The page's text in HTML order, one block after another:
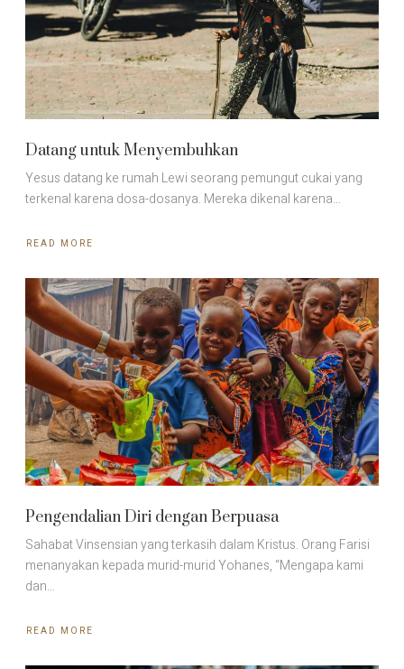
Datang untuk Menyembuhkan
Yesus datang ke rumah Lewi seorang pemungut cukai yang
terkenal karena dosa-dosanya. Mereka dikenal karena…
READ MORE
Pengendalian Diri dengan Berpuasa
Sahabat Vinsensian yang terkasih dalam Kristus. Orang Farisi
menanyakan kepada murid-murid Yohanes, “Mengapa kami
dan…
READ MORE